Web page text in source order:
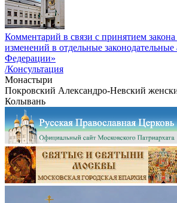
Комментарий в связи с принятием
изменений в отдельные
Федерации»
/Консультация
Монастыри
Покровский Александро-Невский
Колывань